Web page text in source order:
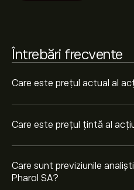
Întrebări frecvente
Care este prețul actual al
Care este prețul țintă al
Care sunt previziunile
Pharol SA?